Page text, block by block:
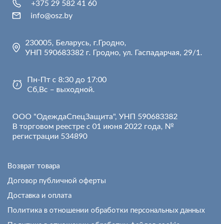
+375 29 582 41 60
info@osz.by
230005, Беларусь, г.Гродно,
УНП 590683382 г. Гродно, ул. Гаспадарчая, 29/1.
Пн-Пт с 8:30 до 17:00
Сб,Вс – выходной.
ООО "ОдеждаСпецЗащита", УНП 590683382
В торговом реестре с 01 июня 2022 года, №
регистрации 534890
Возврат товара
Договор публичной оферты
Доставка и оплата
Политика в отношении обработки персональных данных